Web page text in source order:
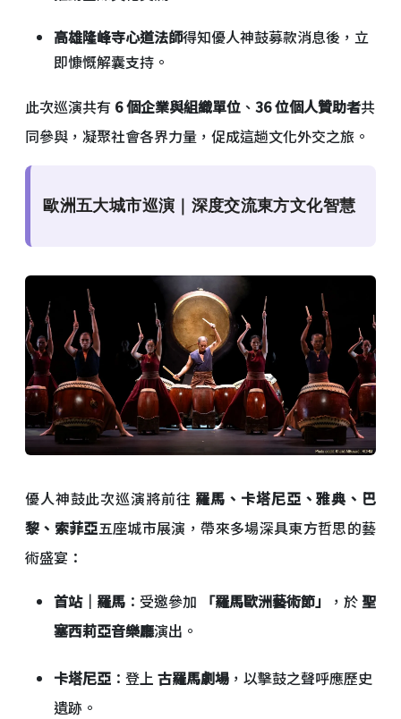
高雄隆峰寺心道法師得知優人神鼓募款消息後，立
即慷慨解囊支持。
此次巡演共有 6 個企業與組織單位 、 36 位個人贊助者共
同參與，凝聚社會各界力量，促成這趟文化外交之旅。
歐洲五大城市巡演｜深度交流東方文化智慧
優人神鼓此次巡演將前往 羅馬、卡塔尼亞、雅典、巴
黎、索菲亞五座城市展演，帶來多場深具東方哲思的藝
術盛宴：
首站｜羅馬 ：受邀參加 「羅馬歐洲藝術節」 ，於 聖
塞西莉亞音樂廳演出。
卡塔尼亞 ：登上 古羅馬劇場 ，以擊鼓之聲呼應歷史
遺跡。